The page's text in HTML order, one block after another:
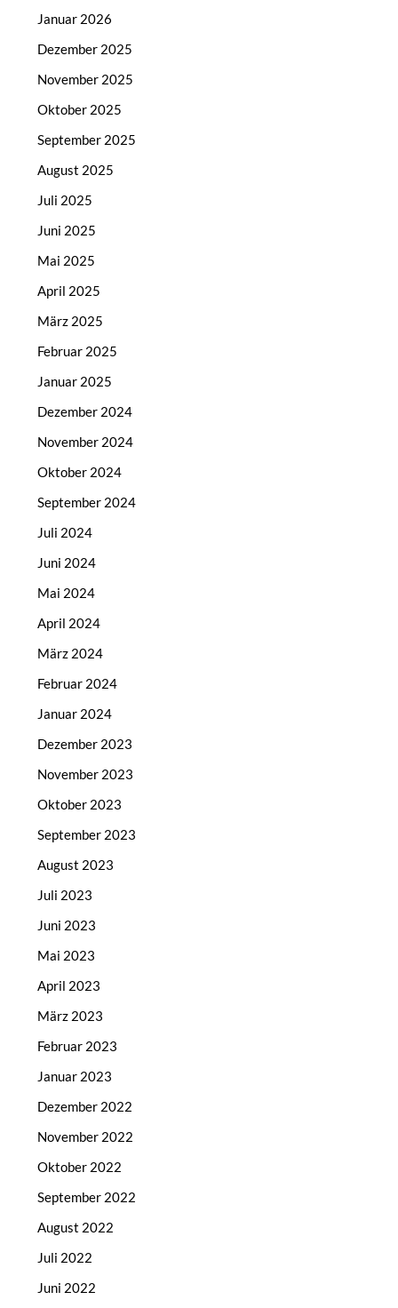
Januar 2026
Dezember 2025
November 2025
Oktober 2025
September 2025
August 2025
Juli 2025
Juni 2025
Mai 2025
April 2025
März 2025
Februar 2025
Januar 2025
Dezember 2024
November 2024
Oktober 2024
September 2024
Juli 2024
Juni 2024
Mai 2024
April 2024
März 2024
Februar 2024
Januar 2024
Dezember 2023
November 2023
Oktober 2023
September 2023
August 2023
Juli 2023
Juni 2023
Mai 2023
April 2023
März 2023
Februar 2023
Januar 2023
Dezember 2022
November 2022
Oktober 2022
September 2022
August 2022
Juli 2022
Juni 2022